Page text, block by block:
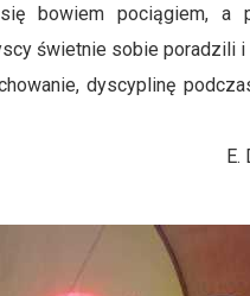
bowiem pociągiem, a
świetnie sobie poradzili
dyscyplinę